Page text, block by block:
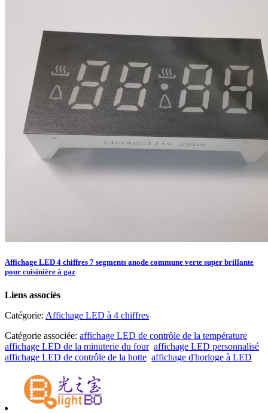
Affichage LED 4 chiffres 7 segments anode commune verte super brillante
pour cuisinière à gaz
Liens associés
Catégorie: Affichage LED à 4 chiffres
Catégorie associée: affichage LED de contrôle de la température
affichage LED de la minuterie du four affichage LED personnalisé
affichage LED de contrôle de la hotte affichage d'horloge à LED